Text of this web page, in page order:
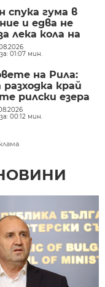
-
прощално
държавник
спука гума в
и едва не
лека кола на
път
01:07 мин.
на Рила:
край
рилски езера
00:12 мин.